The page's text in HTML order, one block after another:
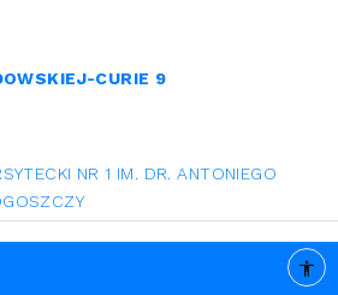
CURIE 9
NR 1 IM. DR. ANTONIEGO